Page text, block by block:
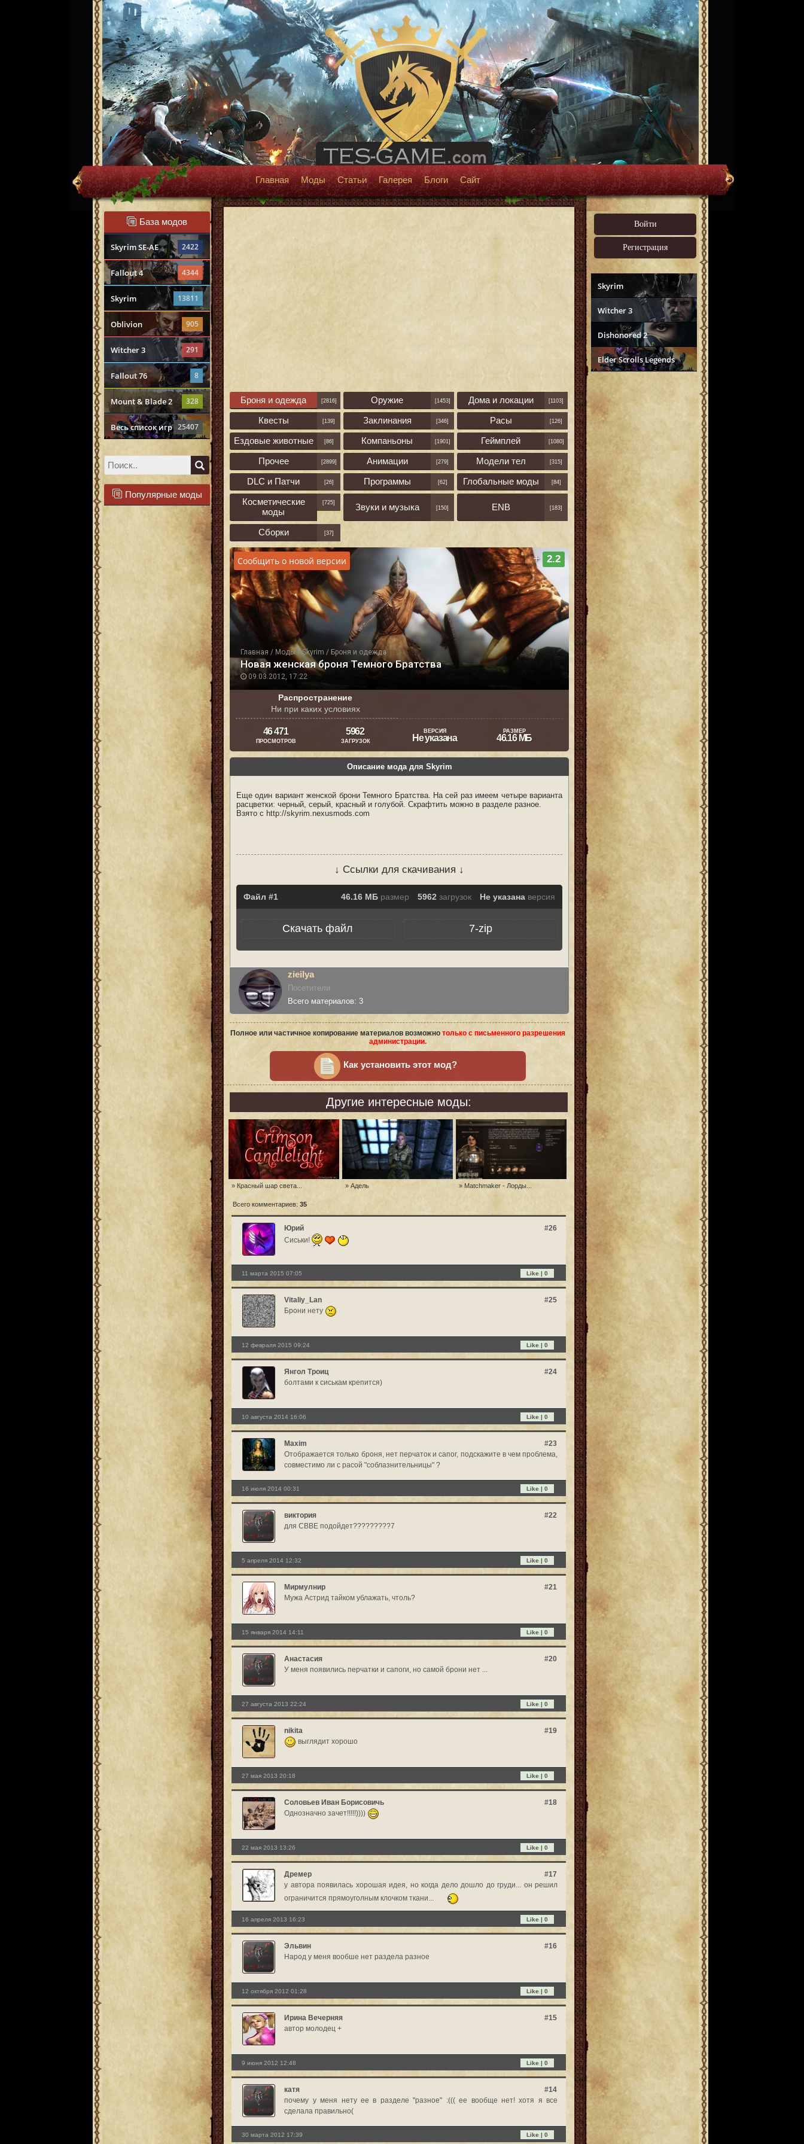
Главная Моды Статьи Галерея Блоги Сайт
База модов
Skyrim SE-AE 2422
Fallout 4 4344
Skyrim 13811
Oblivion 905
Witcher 3 291
Fallout 76 8
Mount & Blade 2 328
Весь список игр 25407
Популярные моды
Войти
Регистрация
Skyrim
Witcher 3
Dishonored 2
Elder Scrolls Legends
Броня и одежда [2816] Оружие [1453] Дома и локации [1103]
Квесты [139] Заклинания [346] Расы [126]
Ездовые животные [86] Компаньоны [1901] Геймплей [1080]
Прочее [2899] Анимации [279] Модели тел [315]
DLC и Патчи [26] Программы [62] Глобальные моды [84]
Косметические
моды
[725] Звуки и музыка [150] ENB [183]
Сборки [37]
Главная / Моды/Skyrim / Броня и одежда
09.03.2012, 17:22
Новая женская броня Темного Братства
Сообщить о новой версии + 2.2
Распространение
Ни при каких условиях
46 471
ПРОСМОТРОВ
5962
ЗАГРУЗОК
ВЕРСИЯ
Не указана
РАЗМЕР
46.16 МБ
Описание мода для Skyrim
Еще один вариант женской брони Темного Братства. На сей раз имеем четыре варианта
расцветки: черный, серый, красный и голубой. Скрафтить можно в разделе разное.
Взято с http://skyrim.nexusmods.com
↓ Ссылки для скачивания ↓
Файл 46.16 МБ размер 5962 загрузок Не указана версия
Скачать файл 7-zip
zieilya
Посетители
Всего материалов: 3
Полное или частичное копирование материалов возможно только с письменного разрешения
администрации.
Как установить этот мод?
Другие интересные моды:
» Красный шар света... » Адель » Matchmaker - Лорды...
Всего комментариев: 35
Юрий
#26
Сиськи!
11 марта 2015 07:05 Like | 0
Vitaliy_Lan
#25
Брони нету
12 февраля 2015 09:24 Like | 0
Янгол Троиц
#24
болтами к сиськам крепится)
10 августа 2014 16:06 Like | 0
Maxim
#23
Отображается только броня, нет перчаток и сапог, подскажите в чем проблема,
совместимо ли с расой "соблазнительницы" ?
16 июля 2014 00:31 Like | 0
виктория
#22
для CBBE подойдет?????????7
5 апреля 2014 12:32 Like | 0
Мирмулнир
#21
Мужа Астрид тайком ублажать, чтоль?
15 января 2014 14:11 Like | 0
Анастасия
#20
У меня появились перчатки и сапоги, но самой брони нет ...
27 августа 2013 22:24 Like | 0
nikita
#19
выглядит хорошо
27 мая 2013 20:18 Like | 0
Соловьев Иван Борисовичь
#18
Однозначно зачет!!!!!))))
22 мая 2013 13:26 Like | 0
Дремер
#17
у автора появилась хорошая идея, но когда дело дошло до груди... он решил
ограничится прямоуголным клочком ткани...
16 апреля 2013 16:23 Like | 0
Эльвин
#16
Народ у меня вообше нет раздела разное
12 октября 2012 01:28 Like | 0
Ирина Вечерняя
#15
автор молодец +
9 июня 2012 12:48 Like | 0
катя
#14
почему у меня нету ее в разделе "разное" :((( ее вообще нет! хотя я все
сделала правильно(
30 марта 2012 17:39 Like | 0